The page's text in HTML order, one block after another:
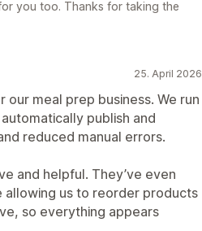
you too. Thanks for taking the
25. April 2026
meal prep business. We run
publish and
reduced manual errors.
and helpful. They’ve even
us to reorder products
so everything appears